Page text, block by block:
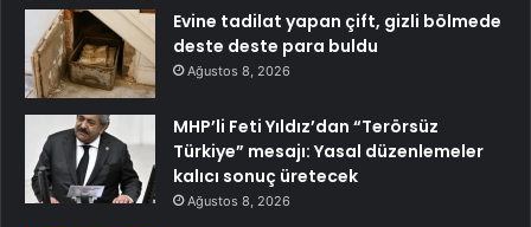
Evine tadilat yapan çift, gizli bölmede
deste deste para buldu
Ağustos 8, 2026
MHP’li Feti Yıldız’dan “Terörsüz
Türkiye” mesajı: Yasal düzenlemeler
kalıcı sonuç üretecek
Ağustos 8, 2026